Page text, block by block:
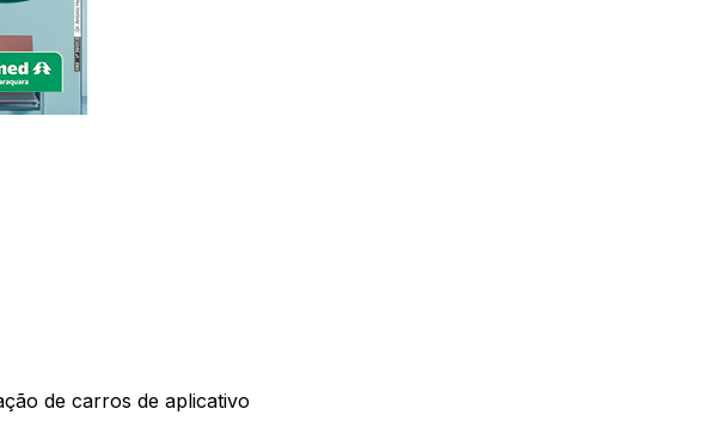
de carros de aplicativo